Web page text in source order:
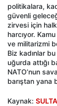
politikalara,
güvenli
zirvesi için
harcıyor.
ve militarizmi
Biz kadınlar
uğurda attığı
NATO’nun
barıştan yana
Kaynak: